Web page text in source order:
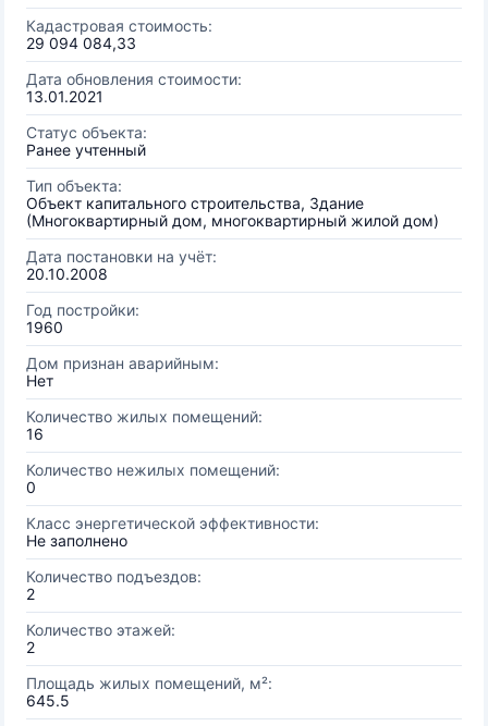
Кадастровая стоимость:
29 094 084,33
Дата обновления стоимости:
13.01.2021
Статус объекта:
Ранее учтенный
Тип объекта:
Объект капитального строительства, Здание
(Многоквартирный дом, многоквартирный жилой дом)
Дата постановки на учёт:
20.10.2008
Год постройки:
1960
Дом признан аварийным:
Нет
Количество жилых помещений:
16
Количество нежилых помещений:
0
Класс энергетической эффективности:
Не заполнено
Количество подъездов:
2
Количество этажей:
2
Площадь жилых помещений, м²:
645.5